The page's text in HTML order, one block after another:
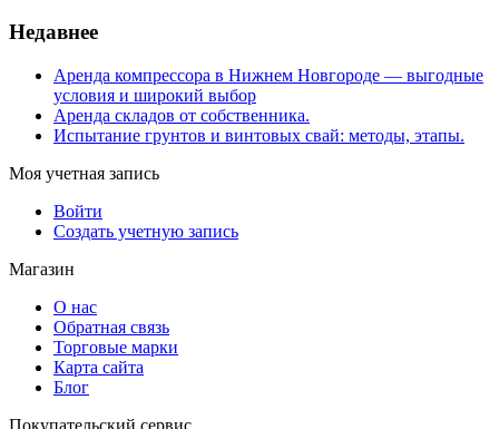
Недавнее
Аренда компрессора в Нижнем Новгороде — выгодные
условия и широкий выбор
Аренда складов от собственника.
Испытание грунтов и винтовых свай: методы, этапы.
Моя учетная запись
Войти
Создать учетную запись
Магазин
О нас
Обратная связь
Торговые марки
Карта сайта
Блог
Покупательский сервис